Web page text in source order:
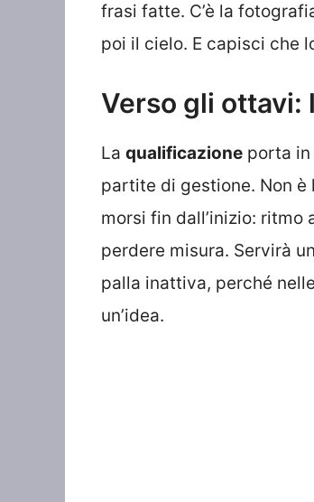
frasi fatte. C’è la
poi il cielo. E capisci che
Verso gli ottavi:
La qualificazione porta in
partite di gestione. Non è
morsi fin dall’inizio:
perdere misura. Servirà
palla inattiva, perché
un’idea.